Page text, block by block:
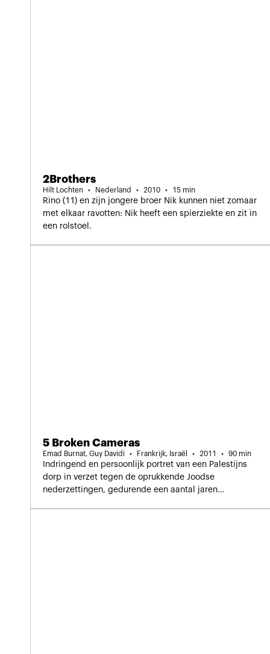
2Brothers
Hilt Lochten Nederland 2010 15 min
Rino (11) en zijn jongere broer Nik kunnen niet zomaar
met elkaar ravotten: Nik heeft een spierziekte en zit in
een rolstoel.
5 Broken Cameras
Emad Burnat, Guy Davidi Frankrijk, Israël 2011 90 min
Indringend en persoonlijk portret van een Palestijns
dorp in verzet tegen de oprukkende Joodse
nederzettingen, gedurende een aantal jaren